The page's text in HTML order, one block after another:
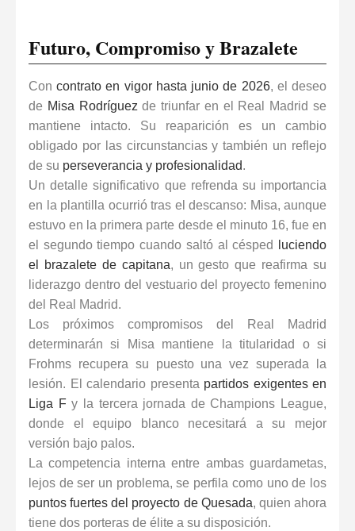
Futuro, Compromiso y Brazalete
Concontrato en vigor hasta junio de 2026, el deseo
de Misa Rodríguezde triunfar en el Real Madrid se
mantiene intacto. Su reaparición es un cambio
obligado por las circunstancias y también un reflejo
de su perseverancia y profesionalidad.
Un detalle significativo que refrenda su importancia
en la plantilla ocurrió tras el descanso: Misa, aunque
estuvo en la primera parte desde el minuto 16, fue en
el segundo tiempo cuando saltó al césped
luciendo
el brazalete de capitana, un gesto que reafirma su
liderazgo dentro del vestuario del proyecto femenino
del Real Madrid.
Los próximos compromisos del Real Madrid
determinarán si Misa mantiene la titularidad o si
Frohms recupera su puesto una vez superada la
lesión. El calendario presenta partidos exigentes en
Liga Fy la tercera jornada de Champions League,
donde el equipo blanco necesitará a su mejor
versión bajo palos.
La competencia interna entre ambas guardametas,
lejos de ser un problema, se perfila como uno de los
puntos fuertes del proyecto de Quesada, quien ahora
tiene dos porteras de élite a su disposición.